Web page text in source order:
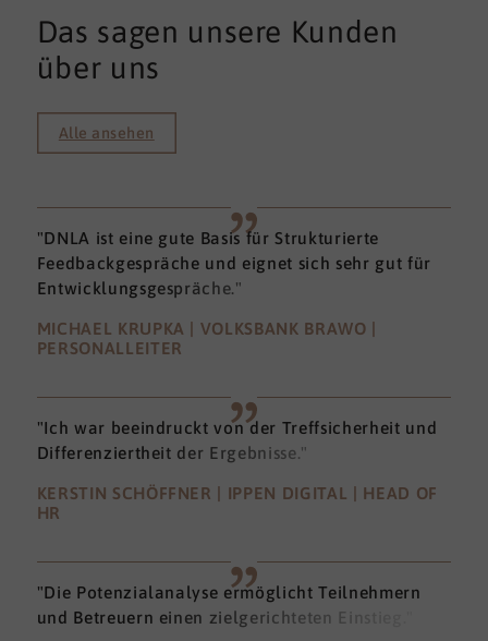
Das sagen unsere Kunden
über uns
Alle ansehen
"DNLA ist eine gute Basis für Strukturierte
Feedbackgespräche und eignet sich sehr gut für
Entwicklungsgespräche."
MICHAEL KRUPKA | VOLKSBANK BRAWO |
PERSONALLEITER
"Ich war beeindruckt von der Treffsicherheit und
Differenziertheit der Ergebnisse."
KERSTIN SCHÖFFNER | IPPEN DIGITAL | HEAD OF
HR
"Die Potenzialanalyse ermöglicht Teilnehmern
und Betreuern einen zielgerichteten Einstieg."